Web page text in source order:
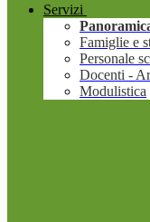
Servizi
Famiglie e
Personale
Docenti -
Modulistica